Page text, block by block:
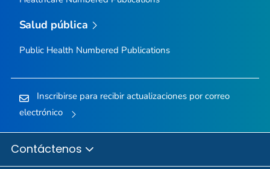
Salud pública
Public Health Numbered Publications
Inscribirse para recibir actualizaciones por correo
electrónico
Contáctenos